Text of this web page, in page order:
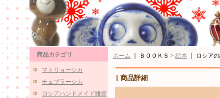
商品カテゴリ
マトリョーシカ
チェブラーシカ
ロシアハンドメイド雑貨
ホーム ｜ ＢＯＯＫＳ > 絵本 ロシア
商品詳細